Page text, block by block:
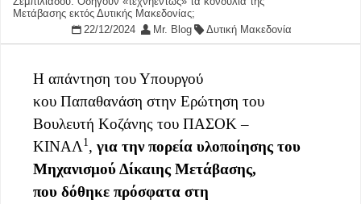
Μετάβασης εκτός Δυτικής Μακεδονίας;
22/12/2024
Mr. Blog Δυτική Μακεδονία
Η απάντηση του Υπουργού
κου Παπαθανάση στην Ερώτηση του
Βουλευτή Κοζάνης του ΠΑΣΟΚ –
ΚΙΝΑΛ1, για την πορεία υλοποίησης του
Μηχανισμού Δίκαιης Μετάβασης,
που δόθηκε πρόσφατα στη